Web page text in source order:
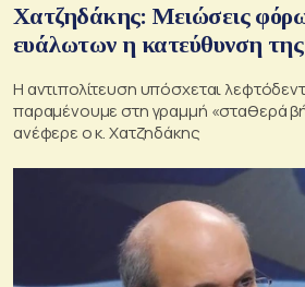
Χατζηδάκης: Μειώσεις
ευάλωτων η κατεύθυνση
Η αντιπολίτευση υπόσχεται
παραμένουμε στη γραμμή «σταθερά
ανέφερε ο κ. Χατζηδάκης